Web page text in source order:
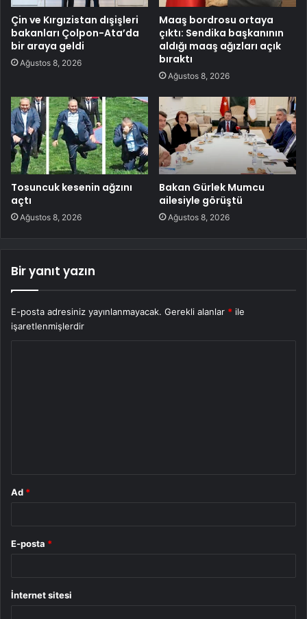
Çin ve Kırgızistan dışişleri
bakanları Çolpon-Ata’da
bir araya geldi
Ağustos 8, 2026
Maaş bordrosu ortaya
çıktı: Sendika başkanının
aldığı maaş ağızları açık
bıraktı
Ağustos 8, 2026
Tosuncuk kesenin ağzını
açtı
Ağustos 8, 2026
Bakan Gürlek Mumcu
ailesiyle görüştü
Ağustos 8, 2026
Bir yanıt yazın
E-posta adresiniz yayınlanmayacak. Gerekli alanlar * ile
işaretlenmişlerdir
Ad *
E-posta *
İnternet sitesi